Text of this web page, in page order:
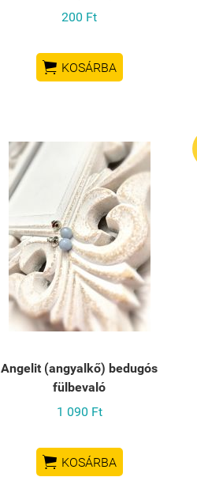
200 Ft
 KOSÁRBA
Angelit (angyalkő) bedugós
fülbevaló
1 090 Ft
 KOSÁRBA